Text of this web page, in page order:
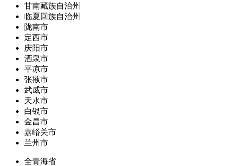
甘南藏族自治州
临夏回族自治州
陇南市
定西市
庆阳市
酒泉市
平凉市
张掖市
武威市
天水市
白银市
金昌市
嘉峪关市
兰州市
全青海省